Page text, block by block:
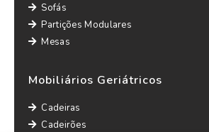
Sofás
Partições Modulares
Mesas
Mobiliários Geriátricos
Cadeiras
Cadeirões